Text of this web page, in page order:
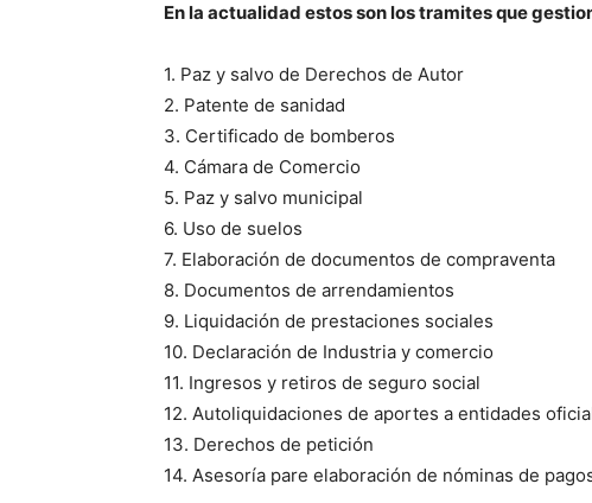
En la actualidad estos son los tramites que
1. Paz y salvo de Derechos de Autor
2. Patente de sanidad
3. Certificado de bomberos
4. Cámara de Comercio
5. Paz y salvo municipal
6. Uso de suelos
7. Elaboración de documentos de compraventa
8. Documentos de arrendamientos
9. Liquidación de prestaciones sociales
10. Declaración de Industria y comercio
11. Ingresos y retiros de seguro social
12. Autoliquidaciones de aportes a entidades
13. Derechos de petición
14. Asesoría pare elaboración de nóminas de